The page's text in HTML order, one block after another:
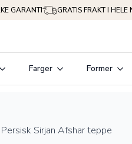
GARANTI GRATIS FRAKT I HELE
Farger Former
Persisk Sirjan Afshar teppe